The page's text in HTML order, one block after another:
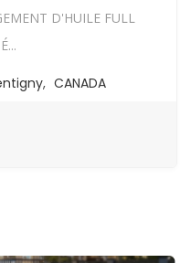
D'HUILE FULL
, CANADA